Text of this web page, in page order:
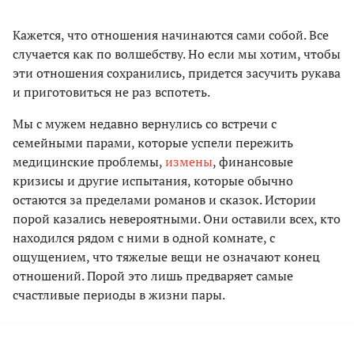
Кажется, что отношения начинаются сами собой. Все
случается как по волшебству. Но если мы хотим, чтобы
эти отношения сохранились, придется засучить рукава
и приготовиться не раз вспотеть.
Мы с мужем недавно вернулись со встречи с
семейными парами, которые успели пережить
медицинские проблемы,измены, финансовые
кризисы и другие испытания, которые обычно
остаются за пределами романов и сказок. Истории
порой казались невероятными. Они оставили всех, кто
находился рядом с ними в одной комнате, с
ощущением, что тяжелые вещи не означают конец
отношений. Порой это лишь предваряет самые
счастливые периоды в жизни пары.